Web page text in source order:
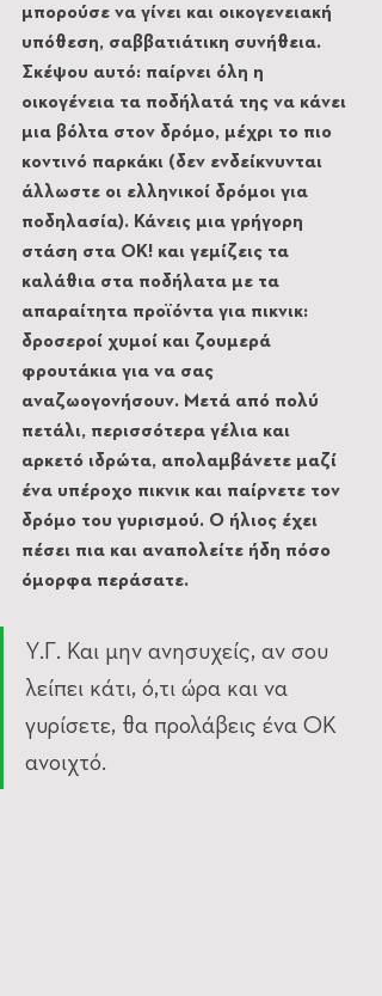
μπορούσε να γίνει και οικογενειακή
υπόθεση, σαββατιάτικη συνήθεια.
Σκέψου αυτό: παίρνει όλη η
οικογένεια τα ποδήλατά της να κάνει
μια βόλτα στον δρόμο, μέχρι το πιο
κοντινό παρκάκι (δεν ενδείκνυνται
άλλωστε οι ελληνικοί δρόμοι για
ποδηλασία). Κάνεις μια γρήγορη
στάση στα ΟΚ! και γεμίζεις τα
καλάθια στα ποδήλατα με τα
απαραίτητα προϊόντα για πικνικ:
δροσεροί χυμοί και ζουμερά
φρουτάκια για να σας
αναζωογονήσουν. Μετά από πολύ
πετάλι, περισσότερα γέλια και
αρκετό ιδρώτα, απολαμβάνετε μαζί
ένα υπέροχο πικνικ και παίρνετε τον
δρόμο του γυρισμού. Ο ήλιος έχει
πέσει πια και αναπολείτε ήδη πόσο
όμορφα περάσατε.
Υ.Γ. Και μην ανησυχείς, αν σου
λείπει κάτι, ό,τι ώρα και να
γυρίσετε, θα προλάβεις ένα ΟΚ
ανοιχτό.